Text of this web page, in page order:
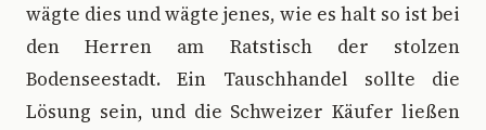
wägte dies und wägte jenes, wie es halt so ist bei
den Herren am Ratstisch der stolzen
Bodenseestadt. Ein Tauschhandel sollte die
Lösung sein, und die Schweizer Käufer ließen